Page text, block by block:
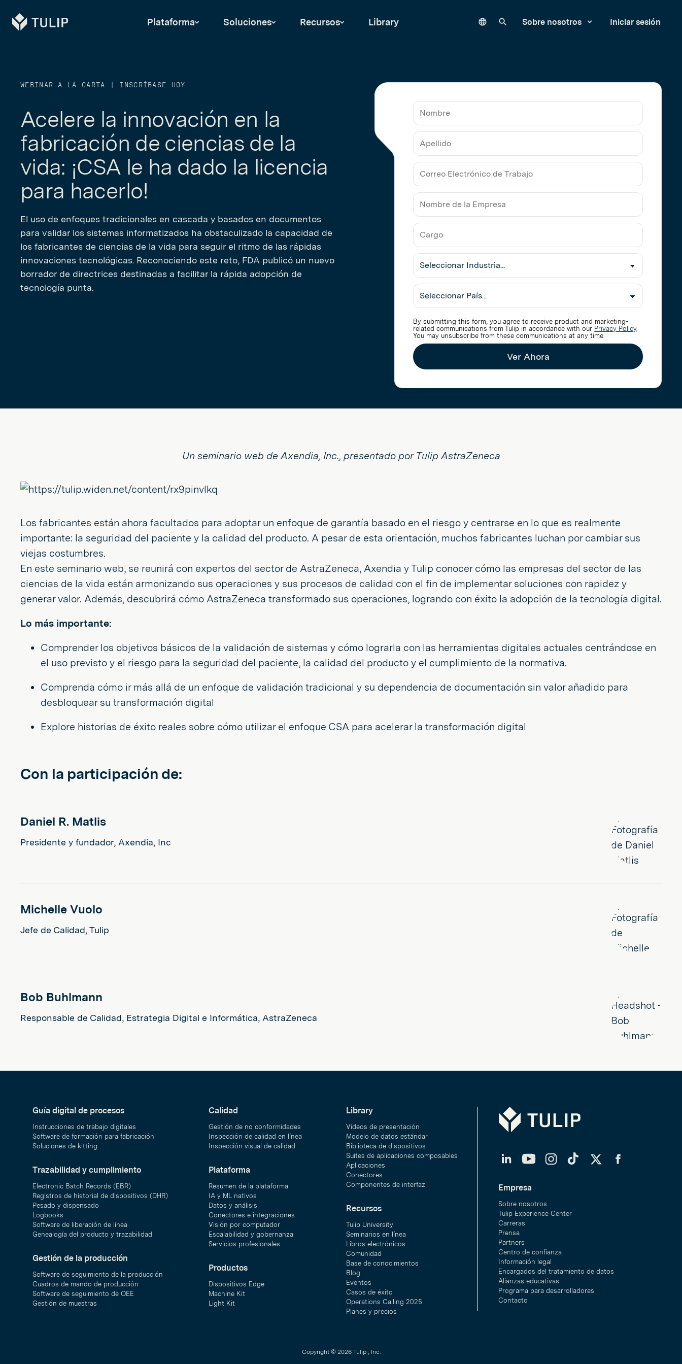
Tulip Plataforma Soluciones Recursos Library LanguageBuscar en nuestro sitio
Sobre nosotros Iniciar sesión
Nombre
Apellido
Correo
Electrónico
de
Trabajo
Nombre
de
la
Empresa
Cargo
Seleccionar
Industria
By submitting this form, you agree to receive product and marketing-
related communications from Tulip in accordance with our Privacy Policy.
You may unsubscribe from these communications at any time.
Ver Ahora
WEBINAR A LA CARTA | INSCRÍBASE HOY
Acelere la innovación en la
fabricación de ciencias de la
vida: ¡CSA le ha dado la licencia
para hacerlo!
El uso de enfoques tradicionales en cascada y basados en documentos
para validar los sistemas informatizados ha obstaculizado la capacidad de
los fabricantes de ciencias de la vida para seguir el ritmo de las rápidas
innovaciones tecnológicas. Reconociendo este reto, FDA publicó un nuevo
borrador de directrices destinadas a facilitar la rápida adopción de
tecnología punta.
Un seminario web de Axendia, Inc., presentado por Tulip AstraZeneca
Los fabricantes están ahora facultados para adoptar un enfoque de garantía basado en el riesgo y centrarse en lo que es realmente
importante: la seguridad del paciente y la calidad del producto. A pesar de esta orientación, muchos fabricantes luchan por cambiar sus
viejas costumbres.
En este seminario web, se reunirá con expertos del sector de AstraZeneca, Axendia y Tulip conocer cómo las empresas del sector de las
ciencias de la vida están armonizando sus operaciones y sus procesos de calidad con el fin de implementar soluciones con rapidez y
generar valor. Además, descubrirá cómo AstraZeneca transformado sus operaciones, logrando con éxito la adopción de la tecnología digital.
Lo más importante:
Comprender los objetivos básicos de la validación de sistemas y cómo lograrla con las herramientas digitales actuales centrándose en
el uso previsto y el riesgo para la seguridad del paciente, la calidad del producto y el cumplimiento de la normativa.
Comprenda cómo ir más allá de un enfoque de validación tradicional y su dependencia de documentación sin valor añadido para
desbloquear su transformación digital
Explore historias de éxito reales sobre cómo utilizar el enfoque CSA para acelerar la transformación digital
Con la participación de:
Daniel R. Matlis
Presidente y fundador, Axendia, Inc
Michelle Vuolo
Jefe de Calidad, Tulip
Bob Buhlmann
Responsable de Calidad, Estrategia Digital e Informática, AstraZeneca
Guía digital de procesos
Instrucciones de trabajo digitales
Software de formación para fabricación
Soluciones de kitting
Trazabilidad y cumplimiento
Electronic Batch Records (EBR)
Registros de historial de dispositivos (DHR)
Pesado y dispensado
Logbooks
Software de liberación de línea
Genealogía del producto y trazabilidad
Gestión de la producción
Software de seguimiento de la producción
Cuadros de mando de producción
Software de seguimiento de OEE
Gestión de muestras
Calidad
Gestión de no conformidades
Inspección de calidad en línea
Inspección visual de calidad
Plataforma
Resumen de la plataforma
IA y ML nativos
Datos y análisis
Conectores e integraciones
Visión por computador
Escalabilidad y gobernanza
Servicios profesionales
Productos
Dispositivos Edge
Machine Kit
Light Kit
Library
Vídeos de presentación
Modelo de datos estándar
Biblioteca de dispositivos
Suites de aplicaciones composables
Aplicaciones
Conectores
Componentes de interfaz
Recursos
Tulip University
Seminarios en línea
Libros electrónicos
Comunidad
Base de conocimientos
Blog
Eventos
Casos de éxito
Operations Calling 2025
Planes y precios
Tulip
LinkedInYouTubeInstagramTikTokTwitterFacebook
Empresa
Sobre nosotros
Tulip Experience Center
Carreras
Prensa
Partners
Centro de confianza
Información legal
Encargados del tratamiento de datos
Alianzas educativas
Programa para desarrolladores
Contacto
Copyright © 2026 Tulip , Inc.